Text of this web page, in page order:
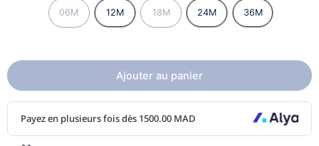
06M 12M 18M 24M 36M
Ajouter au panier